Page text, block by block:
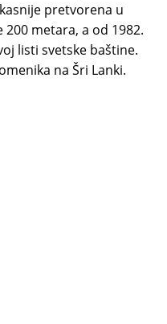
pretvorena u
metara, a od 1982.
listi svetske baštine.
na Šri Lanki.